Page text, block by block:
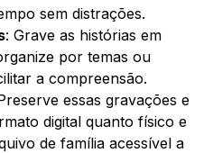
sem distrações.
: Grave as histórias em
por temas ou
a compreensão.
essas gravações e
digital quanto físico e
de família acessível a